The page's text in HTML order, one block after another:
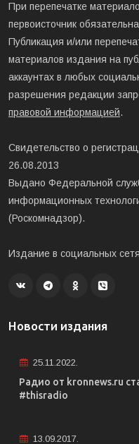
При перепечатке
первоисточник
Публикация и/или
материалов издания на
аккаунтах в любых
разрешения редакции
правовой информацией.
Свидетельство о
26.08.2013
Выдано Федеральной
информационных
(Роскомнадзор).
Издание в социальных
Новости издания
25.11.2022.
Радио от kronnews.ru
#thisradio
13.09.2017.